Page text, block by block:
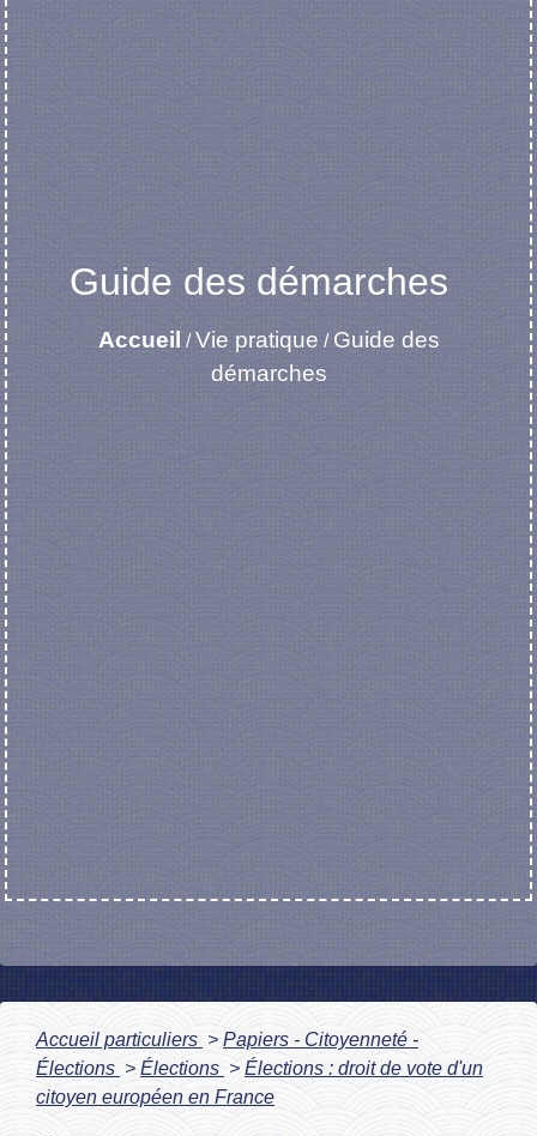
Guide des démarches
Accueil / Vie pratique / Guide des
démarches
Accueil particuliers > Papiers - Citoyenneté -
Élections > Élections > Élections : droit de vote d'un
citoyen européen en France